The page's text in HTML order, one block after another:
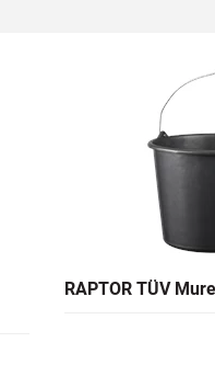
RAPTOR TÜV